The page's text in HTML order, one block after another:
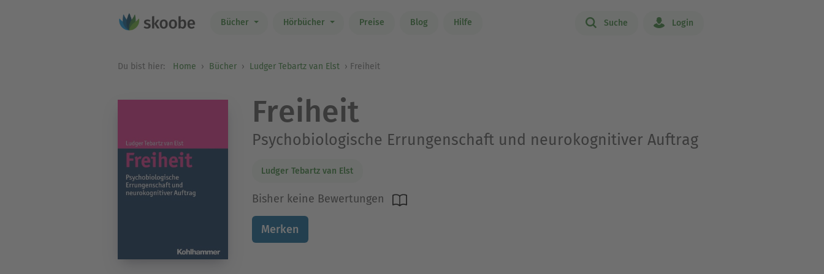
Bücher Hörbücher Preise Blog Hilfe Suche Login
Du bist hier: Home Bücher Ludger Tebartz van Elst Freiheit
Freiheit
Psychobiologische Errungenschaft und neurokognitiver Auftrag
Ludger Tebartz van Elst
Bisher keine Bewertungen
Merken